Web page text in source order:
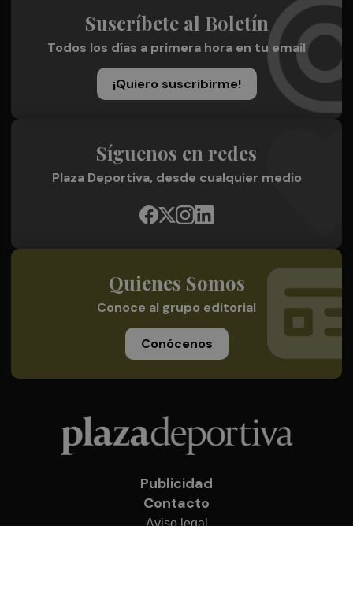
Suscríbete al Boletín
Todos los días a primera hora en tu email
¡Quiero suscribirme!
Síguenos en redes
Plaza Deportiva, desde cualquier medio
Quienes Somos
Conoce al grupo editorial
Conócenos
Publicidad
Contacto
Aviso legal